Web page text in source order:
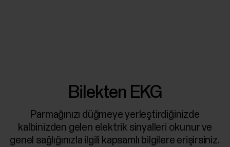
Bilekten EKG
Parmağınızı düğmeye yerleştirdiğinizde
kalbinizden gelen elektrik sinyalleri okunur ve
genel sağlığınızla ilgili kapsamlı bilgilere erişirsiniz.